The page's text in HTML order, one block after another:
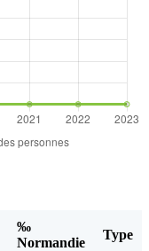
‰
Normandie
Type